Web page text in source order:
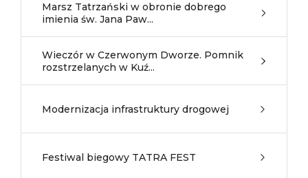
Marsz Tatrzański w obronie dobrego
imienia św. Jana Paw...
Wieczór w Czerwonym Dworze. Pomnik
rozstrzelanych w Kuź...
Modernizacja infrastruktury drogowej
Festiwal biegowy TATRA FEST